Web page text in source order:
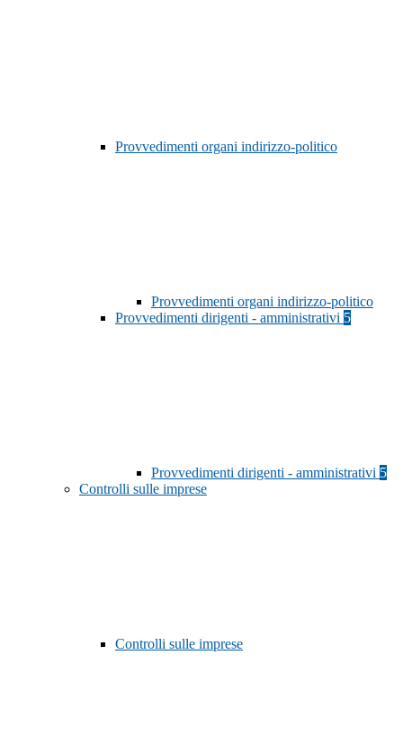
Provvedimenti organi indirizzo-politico
Provvedimenti organi indirizzo-politico
Provvedimenti dirigenti - amministrativi 5
Provvedimenti dirigenti - amministrativi 5
Controlli sulle imprese
Controlli sulle imprese